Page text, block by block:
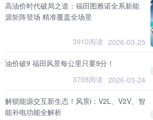
高油价时代破局之道：福田图雅诺全系新能
源矩阵登场 精准覆盖全场景
3910阅读 2026-03-25
油价破9 福田风景每公里只要9分！
3708阅读 2026-03-24
解锁能源交互新生态！风景i：V2L、V2V、智
能补电功能全解析